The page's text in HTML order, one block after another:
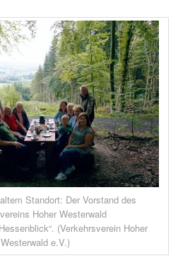
Standort: Der Vorstand des
Hoher Westerwald
(Verkehrsverein Hoher
Westerwald e.V.)